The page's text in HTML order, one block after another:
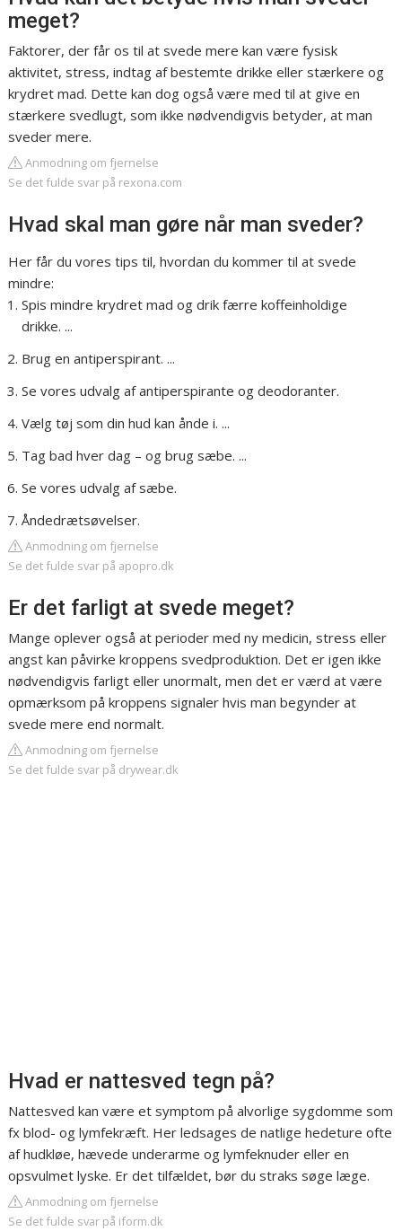
meget?
Faktorer, der får os til at svede mere kan være fysisk
aktivitet, stress, indtag af bestemte drikke eller stærkere og
krydret mad. Dette kan dog også være med til at give en
stærkere svedlugt, som ikke nødvendigvis betyder, at man
sveder mere.
Anmodning om fjernelse
Se det fulde svar på rexona.com
Hvad skal man gøre når man sveder?
Her får du vores tips til, hvordan du kommer til at svede
mindre:
Spis mindre krydret mad og drik færre koffeinholdige
drikke. ...
Brug en antiperspirant. ...
Se vores udvalg af antiperspirante og deodoranter.
Vælg tøj som din hud kan ånde i. ...
Tag bad hver dag – og brug sæbe. ...
Se vores udvalg af sæbe.
Åndedrætsøvelser.
Anmodning om fjernelse
Se det fulde svar på apopro.dk
Er det farligt at svede meget?
Mange oplever også at perioder med ny medicin, stress eller
angst kan påvirke kroppens svedproduktion. Det er igen ikke
nødvendigvis farligt eller unormalt, men det er værd at være
opmærksom på kroppens signaler hvis man begynder at
svede mere end normalt.
Anmodning om fjernelse
Se det fulde svar på drywear.dk
Hvad er nattesved tegn på?
Nattesved kan være et symptom på alvorlige sygdomme som
fx blod- og lymfekræft. Her ledsages de natlige hedeture ofte
af hudkløe, hævede underarme og lymfeknuder eller en
opsvulmet lyske. Er det tilfældet, bør du straks søge læge.
Anmodning om fjernelse
Se det fulde svar på iform.dk